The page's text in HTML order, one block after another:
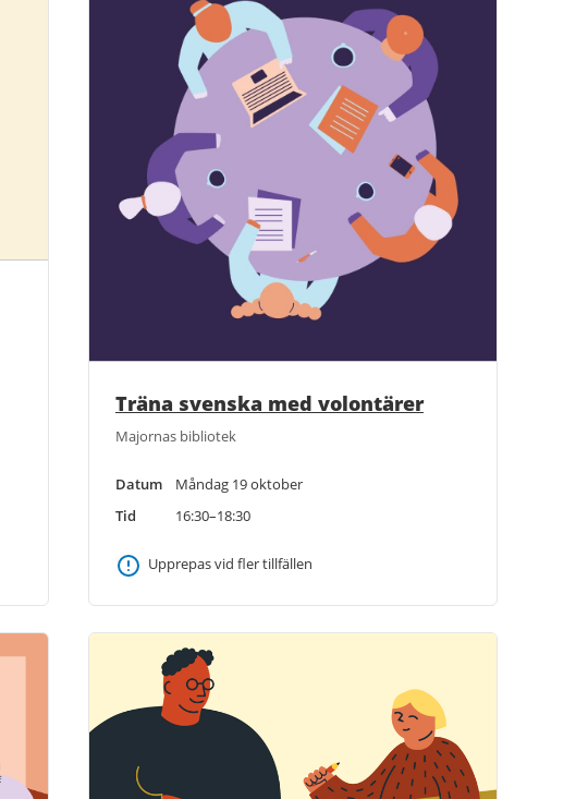
Träna svenska med volontärer
Majornas bibliotek
Datum
Måndag 19 oktober
Tid
16:30–18:30
Upprepas vid fler tillfällen